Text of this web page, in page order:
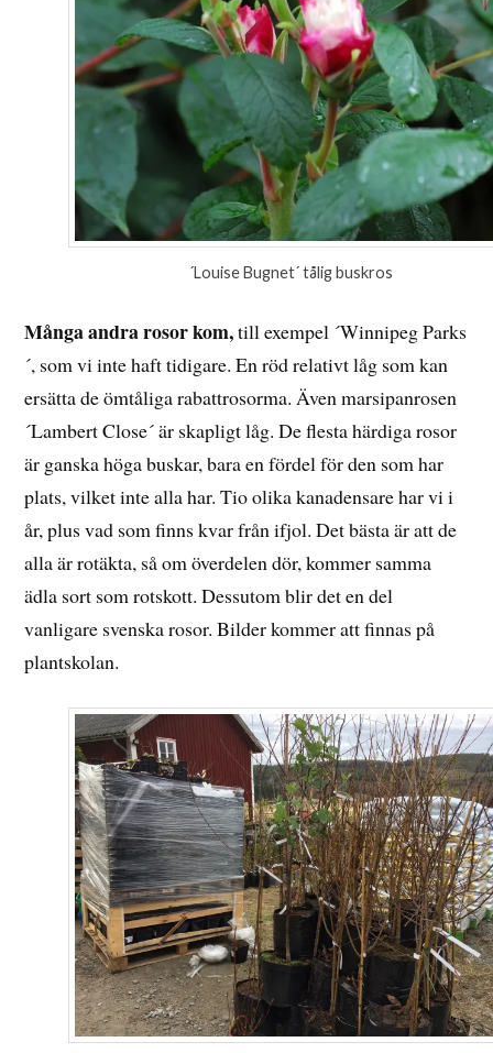
´Louise Bugnet´ tålig buskros
Många andra rosor kom,till exempel ´Winnipeg Parks
´, som vi inte haft tidigare. En röd relativt låg som kan
ersätta de ömtåliga rabattrosorma. Även marsipanrosen
´Lambert Close´ är skapligt låg. De flesta härdiga rosor
är ganska höga buskar, bara en fördel för den som har
plats, vilket inte alla har. Tio olika kanadensare har vi i
år, plus vad som finns kvar från ifjol. Det bästa är att de
alla är rotäkta, så om överdelen dör, kommer samma
ädla sort som rotskott. Dessutom blir det en del
vanligare svenska rosor. Bilder kommer att finnas på
plantskolan.